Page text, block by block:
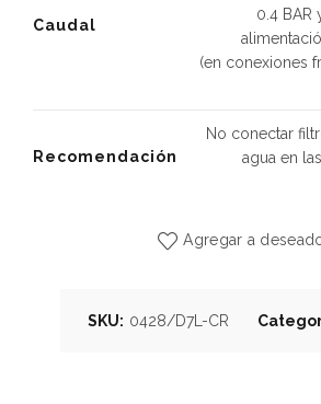
Caudal
0.4 BAR
(en conexiones
Recomendación
No conectar
agua en
Agregar a
SKU: 0428/D7L-CR